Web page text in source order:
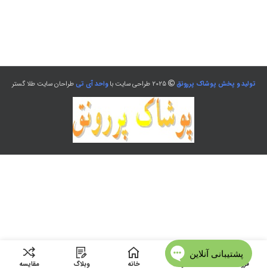
تولید و پخش پوشاک پررونق 2025 طراحی سایت با واحد آی تیطراحان سایت طلا گستر
فروشگاه خانه وبلاگ مقایسه